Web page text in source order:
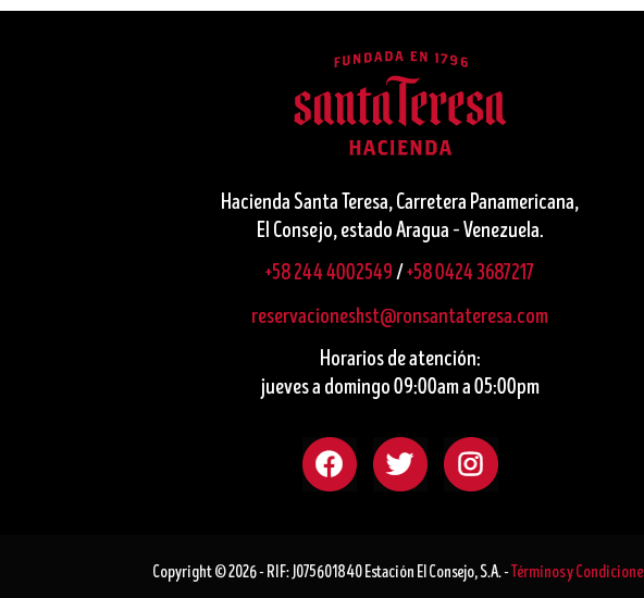
Hacienda Santa Teresa, Carretera Panamericana,
El Consejo, estado Aragua – Venezuela.
+58 244 4002549/+58 0424 3687217
reservacioneshst@ronsantateresa.com
Horarios de atención:
jueves a domingo 09:00am a 05:00pm
Copyright © 2026 - RIF: J075601840 Estación El Consejo, S.A. -Términos y